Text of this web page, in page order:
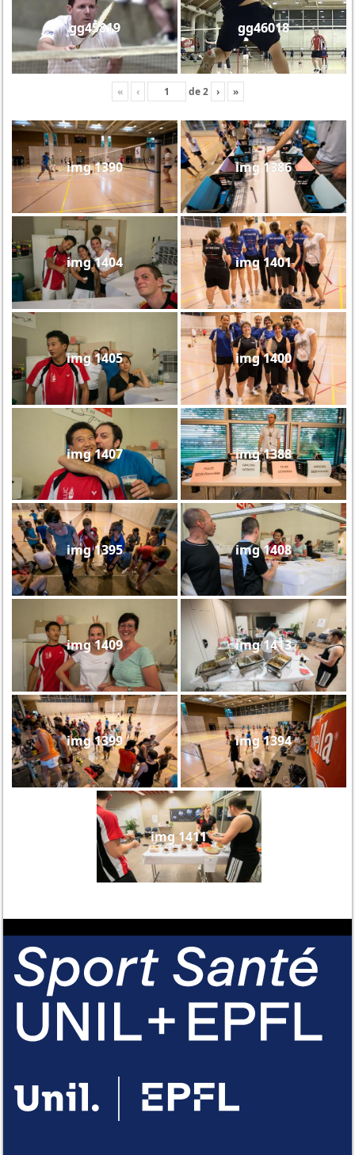
gg45819 gg46018
« ‹ de2 › »
img 1390 img 1386
img 1404 img 1401
img 1405 img 1400
img 1407 img 1388
img 1395 img 1408
img 1409 img 1413
img 1399 img 1394
img 1411